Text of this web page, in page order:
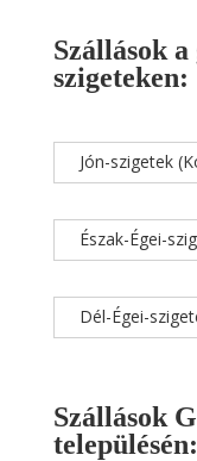
Szállások
szigeteken:
Jón-szigetek
Észak-Égei-
Dél-Égei-
Szállások
településén: